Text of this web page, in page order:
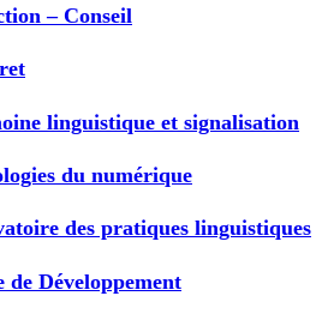
– Conseil
linguistique et signalisation
du numérique
des pratiques linguistiques
de Développement